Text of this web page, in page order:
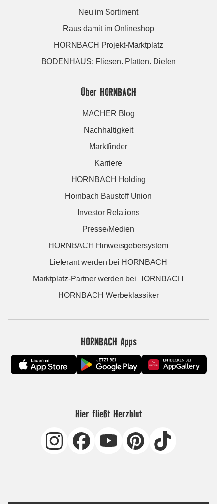
Neu im Sortiment
Raus damit im Onlineshop
HORNBACH Projekt-Marktplatz
BODENHAUS: Fliesen. Platten. Dielen
Über HORNBACH
MACHER Blog
Nachhaltigkeit
Marktfinder
Karriere
HORNBACH Holding
Hornbach Baustoff Union
Investor Relations
Presse/Medien
HORNBACH Hinweisgebersystem
Lieferant werden bei HORNBACH
Marktplatz-Partner werden bei HORNBACH
HORNBACH Werbeklassiker
HORNBACH Apps
Hier fließt Herzblut